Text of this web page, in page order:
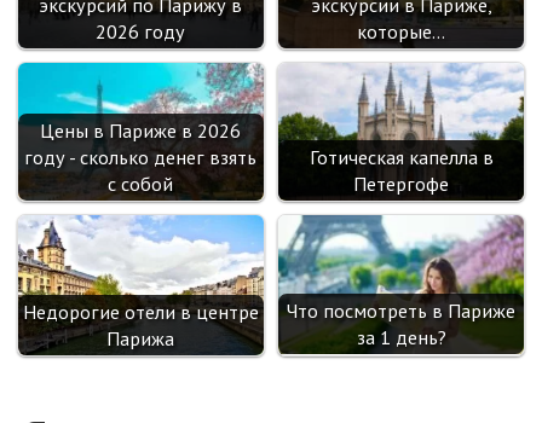
2026 году
которые…
Цены в Париже в 2026
году - сколько денег взять
с собой
Готическая капелла в
Петергофе
Недорогие отели в центре
Парижа
Что посмотреть в Париже
за 1 день?